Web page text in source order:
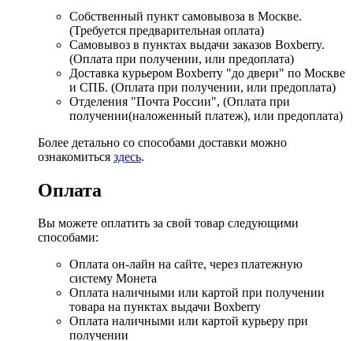
Собственный пункт самовывоза в Москве.
(Требуется предварительная оплата)
Самовывоз в пунктах выдачи заказов Boxberry.
(Оплата при получении, или предоплата)
Доставка курьером Boxberry "до двери" по Москве
и СПБ. (Оплата при получении, или предоплата)
Отделения "Почта России", (Оплата при
получении(наложенный платеж), или предоплата)
Более детально со способами доставки можно
ознакомиться здесь.
Оплата
Вы можете оплатить за свой товар следующими
способами:
Оплата он-лайн на сайте, через платежную
систему Монета
Оплата наличными или картой при получении
товара на пунктах выдачи Boxberry
Оплата наличными или картой курьеру при
получении